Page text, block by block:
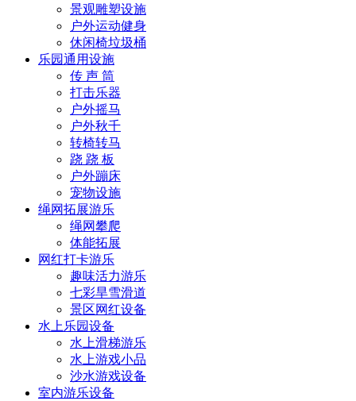
景观雕塑设施
户外运动健身
休闲椅垃圾桶
乐园通用设施
传 声 筒
打击乐器
户外摇马
户外秋千
转椅转马
跷 跷 板
户外蹦床
宠物设施
绳网拓展游乐
绳网攀爬
体能拓展
网红打卡游乐
趣味活力游乐
七彩旱雪滑道
景区网红设备
水上乐园设备
水上滑梯游乐
水上游戏小品
沙水游戏设备
室内游乐设备